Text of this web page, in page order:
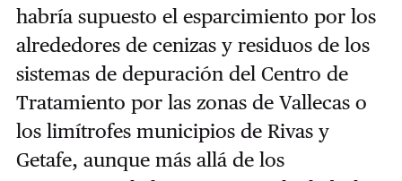
habría supuesto el esparcimiento por los
alrededores de cenizas y residuos de los
sistemas de depuración del Centro de
Tratamiento por las zonas de Vallecas o
los limítrofes municipios de Rivas y
Getafe, aunque más allá de los